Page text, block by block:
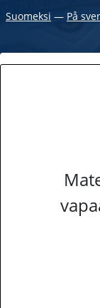
Suomeksi ― På